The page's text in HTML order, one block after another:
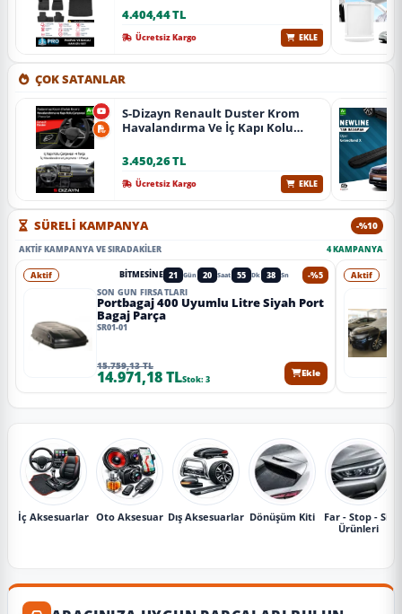
Üzeri A+ Kalite
4.404,44 TL
Ücretsiz Kargo EKLE
ÇOK SATANLAR
S-Dizayn Renault Duster Krom
Havalandırma Ve İç Kapı Kolu
Krom) A+ Kalite
3.450,26 TL
Ücretsiz Kargo EKLE
SÜRELİ KAMPANYA -%10
AKTIF KAMPANYA VE SIRADAKILER 4 KAMPANYA
-%5
Aktif BITMESINE 21 Gün 20 Saat 55 Dk 36 Sn
SON GÜN FIRSATLARI
Portbagaj 400 Uyumlu Litre Siyah Port
Bagaj Parça
SR01-01
15.759,13 TL
14.971,18 TLStok: 3
Ekle
Aktif
İç Aksesuarlar Oto Aksesuar Dış Aksesuarlar Dönüşüm Kiti
Far - Stop - Sis
Ürünleri